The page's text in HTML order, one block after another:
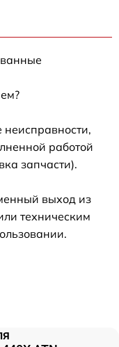
работой
запчасти).
выход из
техническим